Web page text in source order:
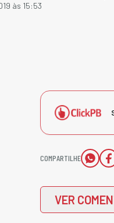
às 15:53
COMPARTILHE
VER